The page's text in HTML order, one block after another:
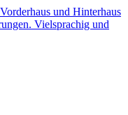
und Hinterhaus
Vielsprachig und